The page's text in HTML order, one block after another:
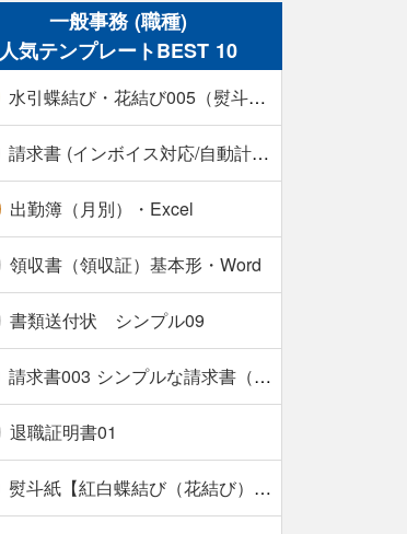
一般事務 (職種)
人気テンプレートBEST 10
水引蝶結び・花結び005（熨斗あり）
請求書 (インボイス対応/自動計算/A4 縦) カラー 使い方解説あり
出勤簿（月別）・Excel
領収書（領収証）基本形・Word
書類送付状 シンプル09
請求書003 シンプルな請求書（消費税10％対応）
退職証明書01
熨斗紙【紅白蝶結び（花結び）・水引7本】・Excel